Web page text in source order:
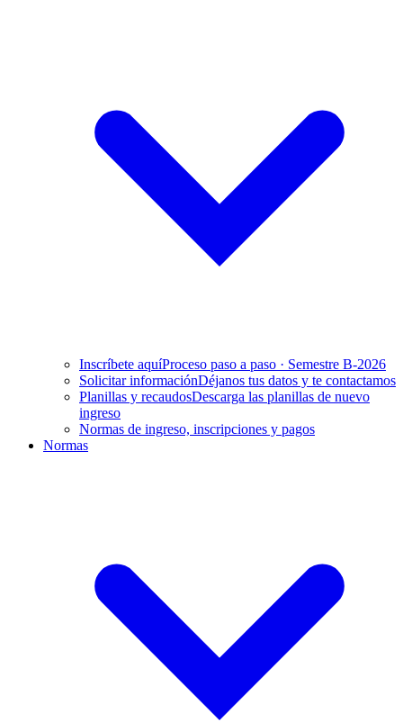
Inscríbete aquíProceso paso a paso · Semestre B-2026
Solicitar informaciónDéjanos tus datos y te contactamos
Planillas y recaudosDescarga las planillas de nuevo
ingreso
Normas de ingreso, inscripciones y pagos
Normas